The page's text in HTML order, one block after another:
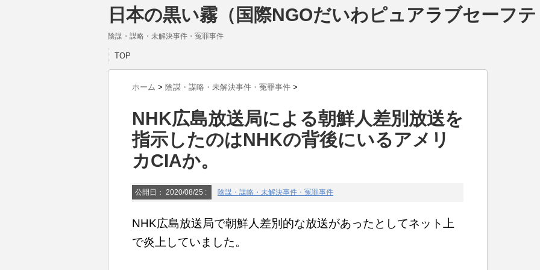
日本の黒い霧（国際NGOだいわピュアラブセーフテ
陰謀・謀略・未解決事件・冤罪事件
TOP
ホーム > 陰謀・謀略・未解決事件・冤罪事件 >
NHK広島放送局による朝鮮人差別放送を
指示したのはNHKの背後にいるアメリ
カCIAか。
公開日： 2020/08/25 : 陰謀・謀略・未解決事件・冤罪事件
NHK広島放送局で朝鮮人差別的な放送があったとしてネット上
で炎上していました。